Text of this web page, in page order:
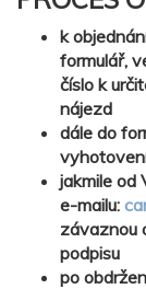
k
formulář,
číslo k
nájezd
dále do
jakmile od
e-mailu:
závaznou
podpisu
po